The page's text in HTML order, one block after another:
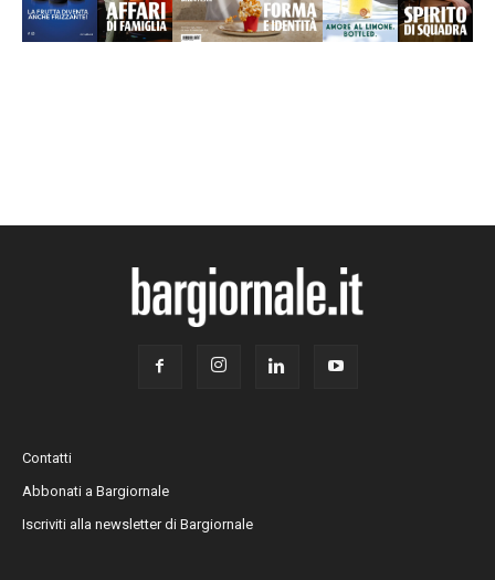
Contatti
Abbonati a Bargiornale
Iscriviti alla newsletter di Bargiornale